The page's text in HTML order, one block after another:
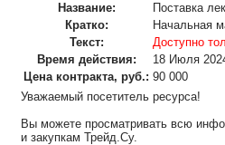
Название:
Поставка
Кратко:
Начальная
Текст:
Доступно
Время действия:
18 Июля
Цена контракта, руб.: 90 000
Уважаемый посетитель ресурса!
Вы можете просматривать всю
и закупкам Трейд.Су.